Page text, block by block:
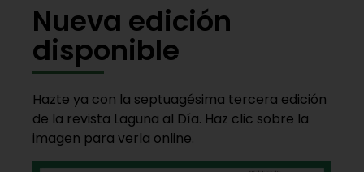
Nueva edición
disponible
Hazte ya con la septuagésima tercera edición
de la revista Laguna al Día. Haz clic sobre la
imagen para verla online.